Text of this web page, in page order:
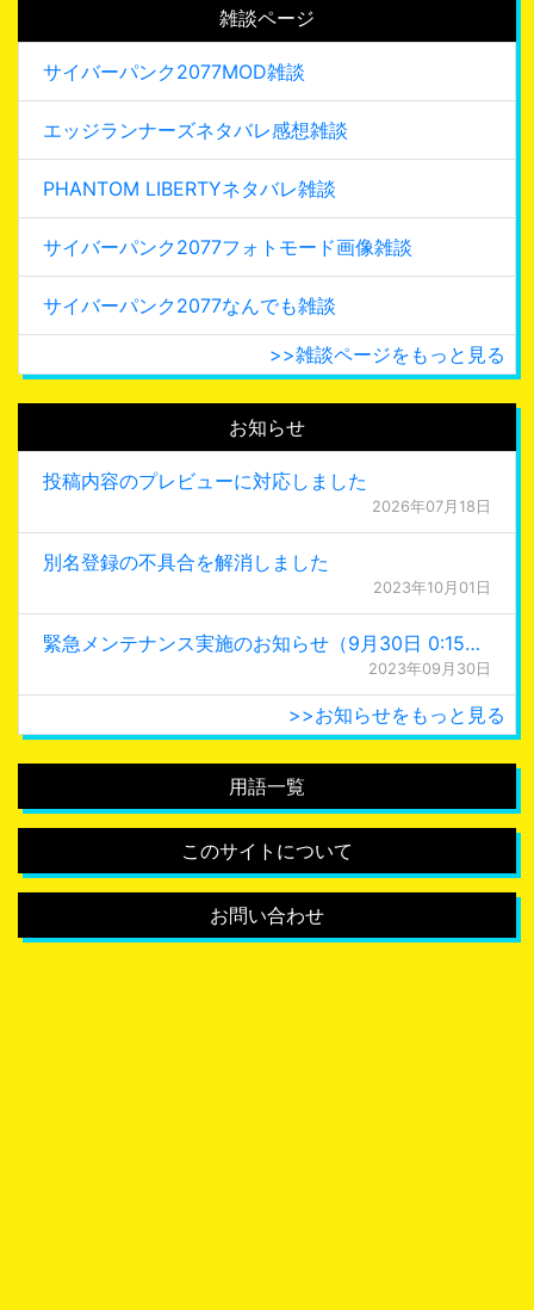
雑談ページ
サイバーパンク2077MOD雑談
エッジランナーズネタバレ感想雑談
PHANTOM LIBERTYネタバレ雑談
サイバーパンク2077フォトモード画像雑談
サイバーパンク2077なんでも雑談
>>雑談ページをもっと見る
お知らせ
投稿内容のプレビューに対応しました
2026年07月18日
別名登録の不具合を解消しました
2023年10月01日
緊急メンテナンス実施のお知らせ（9月30日 0:15更新）
2023年09月30日
>>お知らせをもっと見る
用語一覧
このサイトについて
お問い合わせ